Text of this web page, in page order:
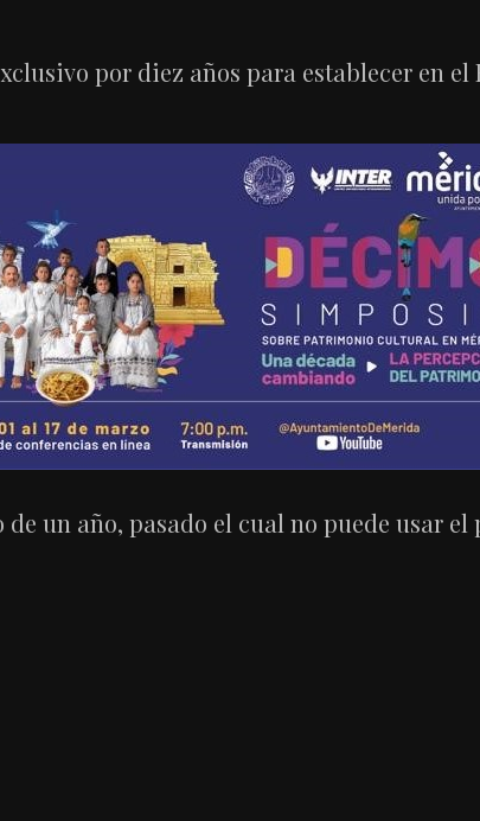
por diez años para establecer en
un año, pasado el cual no puede usar